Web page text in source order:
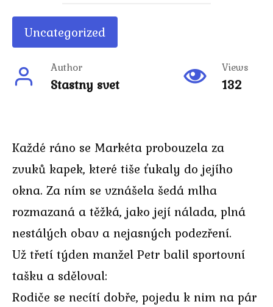
Uncategorized
Author
Stastny svet
Views
132
Každé ráno se Markéta probouzela za
zvuků kapek, které tiše ťukaly do jejího
okna. Za ním se vznášela šedá mlha
rozmazaná a těžká, jako její nálada, plná
nestálých obav a nejasných podezření.
Už třetí týden manžel Petr balil sportovní
tašku a sděloval:
Rodiče se necítí dobře, pojedu k nim na pár